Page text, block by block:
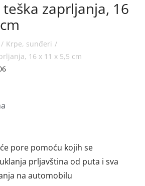
teška zaprljanja, 16
Krpe, sunđeri
16 x 11 x 5,5 cm
pore pomoću kojih se
prljavština od puta i sva
na automobilu